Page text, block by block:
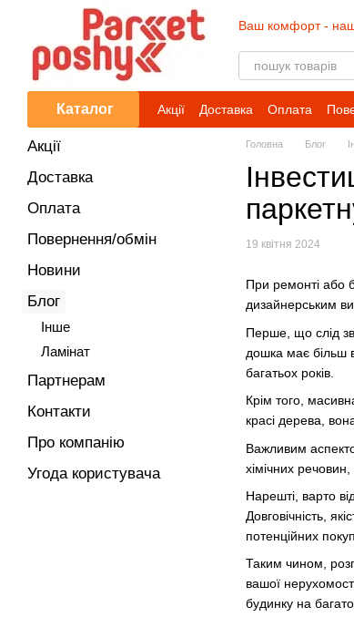
Перейти до основного контенту
Ваш комфорт - наш
Каталог Акції Доставка Оплата
Головна Блог
19 квітня 2024
При ремонті або
дизайнерським
Перше, що слід
дошка має більш
багатьох років.
Крім того,
красі дерева,
Важливим
хімічних
Нарешті, варто
Довговічність,
потенційних
Таким чином,
вашої
будинку на
Акції
Доставка
Оплата
Повернення/обмін
Новини
Блог
Iнше
Ламінат
Партнерам
Контакти
Про компанію
Угода користувача